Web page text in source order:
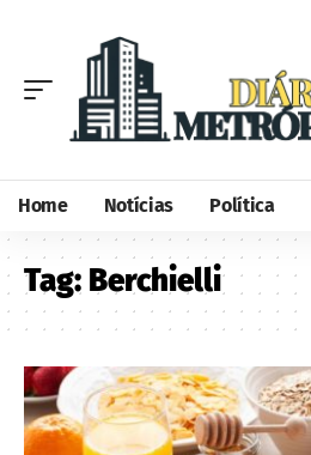
Home Notícias Política
Tag: Berchielli